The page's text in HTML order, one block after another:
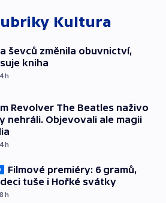
Kultura
ševců změnila obuvnictví,
kniha
h
Revolver The Beatles naživo
nehráli. Objevovali ale magii
h
Filmové premiéry: 6 gramů,
tuše i Hořké svátky
h